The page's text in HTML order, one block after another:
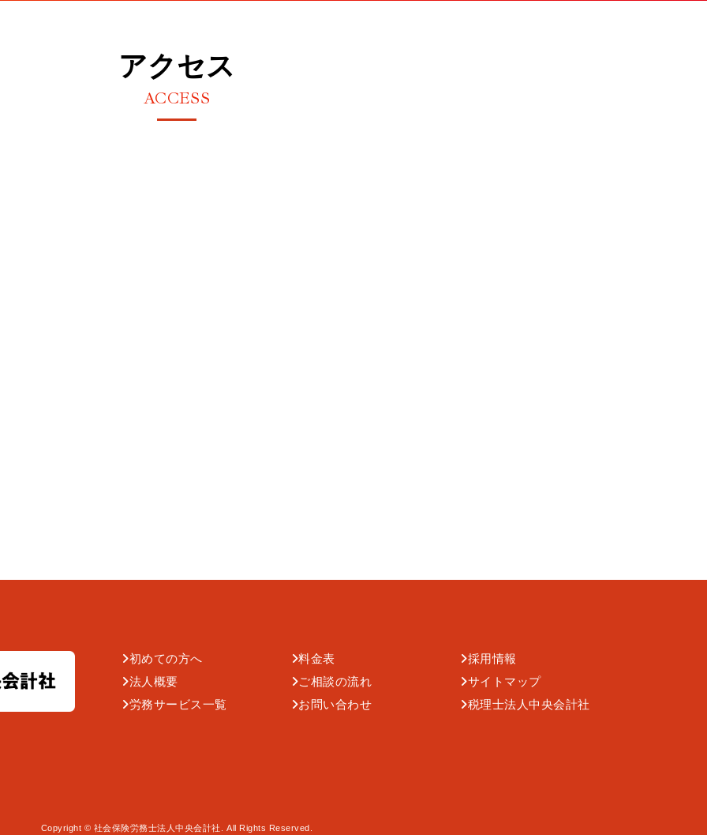
アクセス
ACCESS
初めての方へ
法人概要
労務サービス一覧
料金表
ご相談の流れ
お問い合わせ
採用情報
サイトマップ
税理士法人中央会計社
Copyright © 社会保険労務士法人中央会計社. All Rights Reserved.